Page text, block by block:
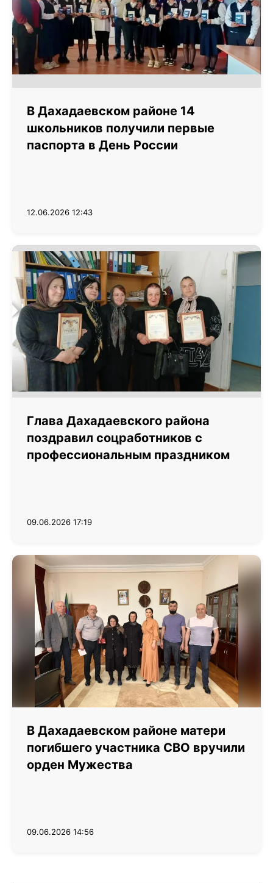
В Дахадаевском районе 14
школьников получили первые
паспорта в День России
12.06.2026 12:43
Глава Дахадаевского района
поздравил соцработников с
профессиональным праздником
09.06.2026 17:19
В Дахадаевском районе матери
погибшего участника СВО вручили
орден Мужества
09.06.2026 14:56